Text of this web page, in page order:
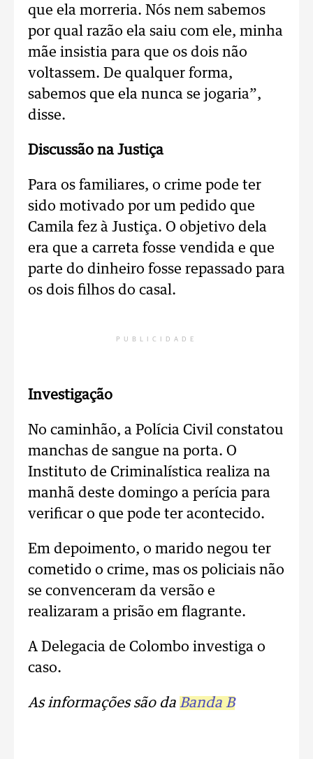
que ela morreria. Nós nem sabemos
por qual razão ela saiu com ele, minha
mãe insistia para que os dois não
voltassem. De qualquer forma,
sabemos que ela nunca se jogaria”,
disse.
Discussão na Justiça
Para os familiares, o crime pode ter
sido motivado por um pedido que
Camila fez à Justiça. O objetivo dela
era que a carreta fosse vendida e que
parte do dinheiro fosse repassado para
os dois filhos do casal.
PUBLICIDADE
Investigação
No caminhão, a Polícia Civil constatou
manchas de sangue na porta. O
Instituto de Criminalística realiza na
manhã deste domingo a perícia para
verificar o que pode ter acontecido.
Em depoimento, o marido negou ter
cometido o crime, mas os policiais não
se convenceram da versão e
realizaram a prisão em flagrante.
A Delegacia de Colombo investiga o
caso.
As informações são da Banda B